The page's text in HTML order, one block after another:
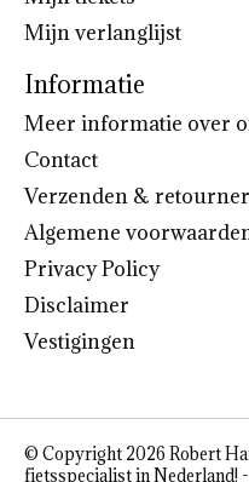
Mijn verlanglijst
Informatie
Meer informatie over
Contact
Verzenden &
Algemene
Privacy Policy
Disclaimer
Vestigingen
© Copyright 2026 Robert
fietsspecialist in Nederland!